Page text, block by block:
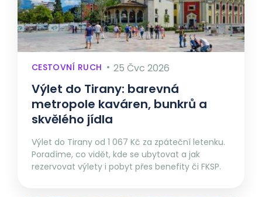
CESTOVNÍ RUCH 25 Čvc 2026
Výlet do Tirany: barevná
metropole kaváren, bunkrů a
skvělého jídla
Výlet do Tirany od 1 067 Kč za zpáteční letenku.
Poradíme, co vidět, kde se ubytovat a jak
rezervovat výlety i pobyt přes benefity či FKSP.